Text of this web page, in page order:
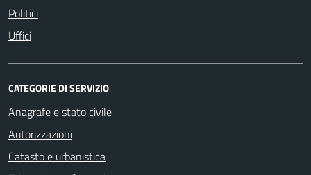
Politici
Uffici
CATEGORIE DI SERVIZIO
Anagrafe e stato civile
Autorizzazioni
Catasto e urbanistica